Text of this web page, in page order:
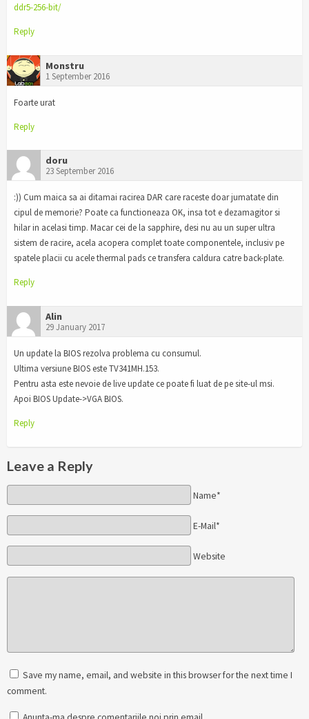
ddr5-256-bit/
Reply
Monstru
1 September 2016
Foarte urat
Reply
doru
23 September 2016
:)) Cum maica sa ai ditamai racirea DAR care raceste doar jumatate din
cipul de memorie? Poate ca functioneaza OK, insa tot e dezamagitor si
hilar in acelasi timp. Macar cei de la sapphire, desi nu au un super ultra
sistem de racire, acela acopera complet toate componentele, inclusiv pe
spatele placii cu acele thermal pads ce transfera caldura catre back-plate.
Reply
Alin
29 January 2017
Un update la BIOS rezolva problema cu consumul.
Ultima versiune BIOS este TV341MH.153.
Pentru asta este nevoie de live update ce poate fi luat de pe site-ul msi.
Apoi BIOS Update->VGA BIOS.
Reply
Leave a Reply
Name*
E-Mail*
Website
Save my name, email, and website in this browser for the next time I
comment.